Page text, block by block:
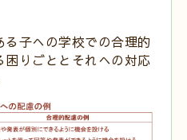
子への学校での合理的
りごととそれへの対応